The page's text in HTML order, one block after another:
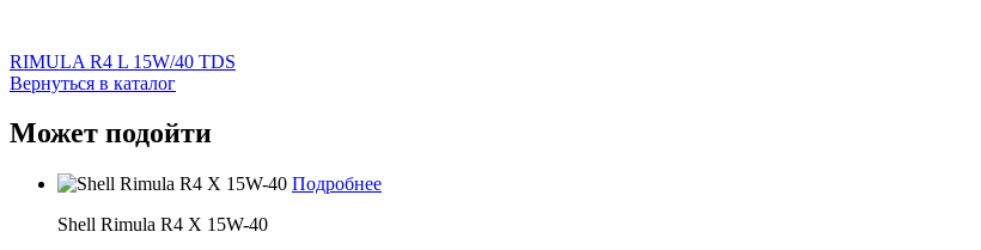
RIMULA R4 L 15W/40 TDS
Вернуться в каталог
Может подойти
Подробнее
Shell Rimula R4 X 15W-40